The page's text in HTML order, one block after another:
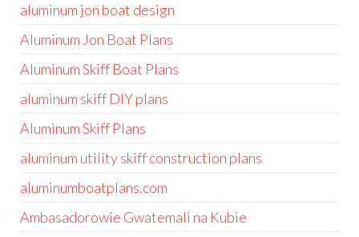
aluminum jon boat design
Aluminum Jon Boat Plans
Aluminum Skiff Boat Plans
aluminum skiff DIY plans
Aluminum Skiff Plans
aluminum utility skiff construction plans
aluminumboatplans.com
Ambasadorowie Gwatemali na Kubie